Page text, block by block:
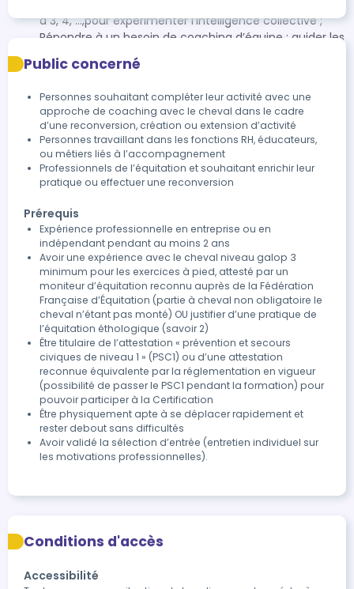
à 3, 4, …,pour expérimenter l’intelligence collective ;
Répondre à un besoin de coaching d’équipe : guider les
clients dans un Equicoaching-Pro d’équipe
Séminaire 6 (14h) : Approfondissement et analyse de
et ses évolutions sur les deux champs de
compétences équin et coaching ; Pratique du
feedback comme moyen d’apprentissage : améliorer
sa posture, sa technique, sa compréhension de la
situation, … ; Ateliers individualisés en vue de la
certification
(7h) Evaluation 1 : Épreuve pratique en situation réelle
d’une séance d’équicoaching avec des clients
volontaires Evaluation 2 : Épreuve orale de soutenance
de projet d’installation et de recherche de partenariat
avec des établissements Evaluation 3 : Épreuve écrite
avec QCM sur la physiologie et le comportement du
cheval et l’éthologie (cf selon les préconisations de
FFE)
Public concerné
Personnes souhaitant compléter leur activité avec une
approche de coaching avec le cheval dans le cadre
d’une reconversion, création ou extension d’activité
Personnes travaillant dans les fonctions RH, éducateurs,
ou métiers liés à l’accompagnement
Professionnels de l’équitation et souhaitant enrichir leur
pratique ou effectuer une reconversion
Prérequis
Expérience professionnelle en entreprise ou en
indépendant pendant au moins 2 ans
Avoir une expérience avec le cheval niveau galop 3
minimum pour les exercices à pied, attesté par un
moniteur d’équitation reconnu auprès de la Fédération
Française d’Équitation (partie à cheval non obligatoire le
cheval n’étant pas monté) OU justifier d’une pratique de
l’équitation éthologique (savoir 2)
Être titulaire de l’attestation « prévention et secours
civiques de niveau 1 » (PSC1) ou d’une attestation
reconnue équivalente par la réglementation en vigueur
(possibilité de passer le PSC1 pendant la formation) pour
pouvoir participer à la Certification
Être physiquement apte à se déplacer rapidement et
rester debout sans difficultés
Avoir validé la sélection d’entrée (entretien individuel sur
les motivations professionnelles).
Conditions d'accès
Accessibilité